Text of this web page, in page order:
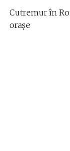
Cutremur în
orașe